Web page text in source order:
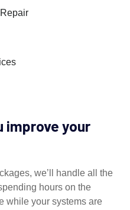
improve your
we’ll handle all the
hours on the
while your systems are